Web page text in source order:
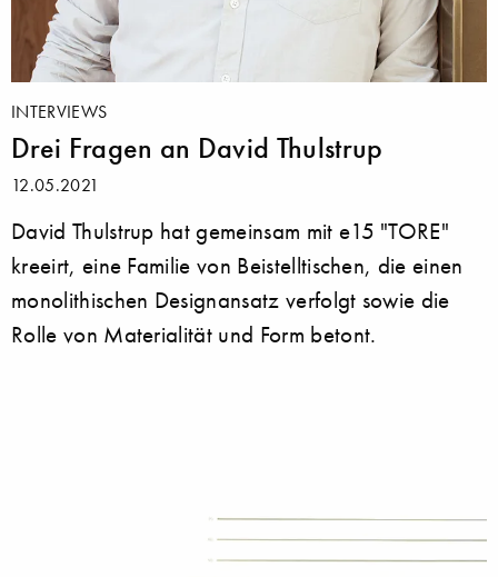
INTERVIEWS
Drei Fragen an David Thulstrup
12.05.2021
David Thulstrup hat gemeinsam mit e15 "TORE"
kreeirt, eine Familie von Beistelltischen, die einen
monolithischen Designansatz verfolgt sowie die
Rolle von Materialität und Form betont.